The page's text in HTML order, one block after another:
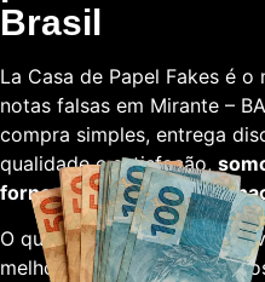
Brasil
La Casa de Papel Fakes é
notas falsas em Mirante –
compra simples, entrega
qualidade e satisfação,
fornecedores em escala
O que está esperando para
melhor sobre como